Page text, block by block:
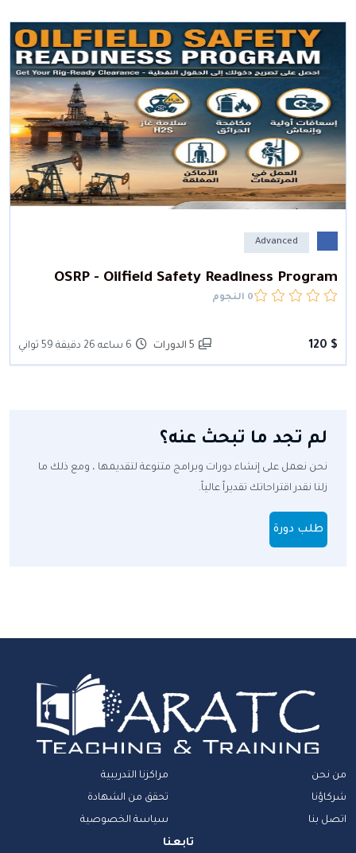
Advanced
OSRP - Oilfield Safety Readiness Program
0 النجوم
$ 120 5 الدورات 6 ساعه 26 دقيقة 59 ثواني
لم تجد ما تبحث عنه؟
نحن نعمل على إنشاء دورات وبرامج متنوعة لتقديمها ، ومع ذلك ما
زلنا نقدر اقتراحاتك تقديراً عالياً.
طلب دورة
من نحن
شركاؤنا
اتصل بنا
مراكزنا التدريبية
تحقق من الشهادة
سياسة الخصوصية
تابعنا